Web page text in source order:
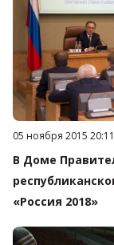
Дата публикации:
05 ноября 2015 20:11
В Доме
«Россия 2018»